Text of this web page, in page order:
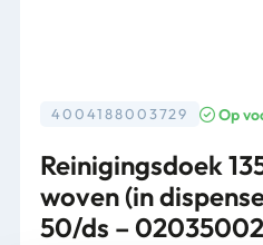
4004188003729 Op
Reinigingsdoek
woven (in
50/ds – 02035002